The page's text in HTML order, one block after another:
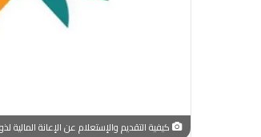
كيفية التقديم والإستعلام عن الإعانة المالية لذوي